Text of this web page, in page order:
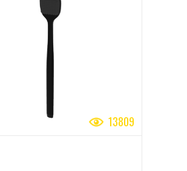
13809